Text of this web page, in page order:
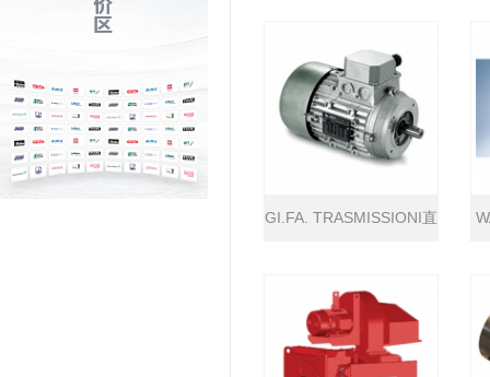
GI.FA. TRASMISSIONI直